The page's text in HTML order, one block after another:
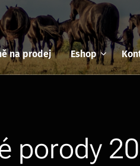
na prodej Eshop
porody